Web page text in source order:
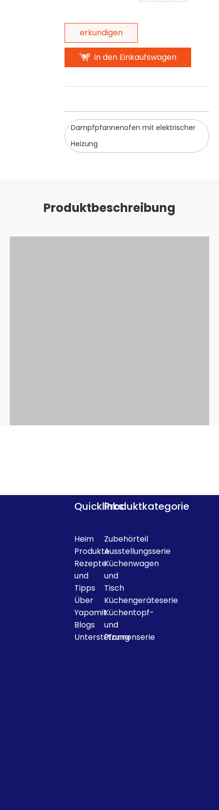
erkundigen
In den Einkaufswagen
Dampfpfannenofen mit elektrischer
Heizung
Produktbeschreibung
Quicklinks
Heim
Produkte
Rezepte
und
Tipps
Über
Yapamit
Blogs
Unterstützung
Produktkategorie
Zubehörteil
Ausstellungsserie
Küchenwagen
und
Tisch
Küchengeräteserie
Küchentopf-
und
Pfannenserie